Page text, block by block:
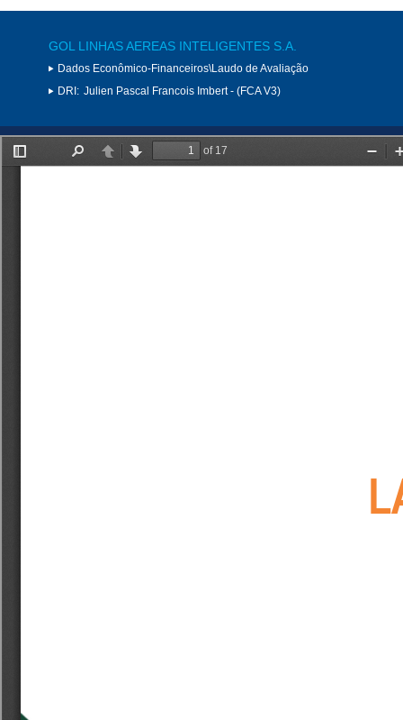
GOL LINHAS AEREAS INTELIGENTES S.A.
Dados Econômico-Financeiros\Laudo de Avaliação
DRI: Julien Pascal Francois Imbert - (FCA V3)